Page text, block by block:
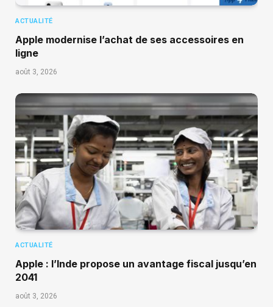
ACTUALITÉ
Apple modernise l’achat de ses accessoires en
ligne
août 3, 2026
ACTUALITÉ
Apple : l’Inde propose un avantage fiscal jusqu’en
2041
août 3, 2026